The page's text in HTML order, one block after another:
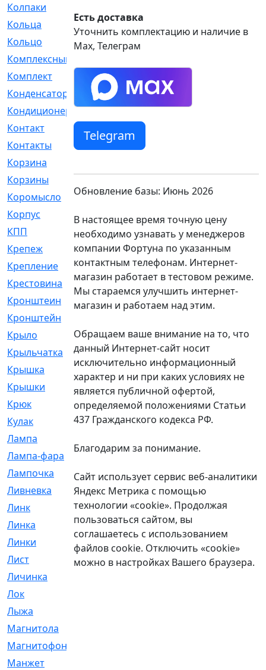
Колпаки
Кольца
[1164]
Кольцо
[272]
Комплексный
Комплект
[196]
Конденсатор
[1]
Кондиционер
[2]
Контакт
Контакты
Корзина
Корзины
Коромысло
[6]
Корпус
[41]
КПП
[70]
Крепеж
[4]
Крепление
[23]
Крестовина
[309]
Кронштеин
[1]
Кронштейн
Крыло
[285]
Крыльчатка
[17]
Крышка
[151]
Крышки
[4]
Крюк
[1]
Кулак
[9]
Лампа
Лампа-фара
[4]
Лампочка
[209]
Ливневка
[66]
Линк
[3]
Линка
[64]
Линки
Лист
[144]
Личинка
Лок
Лыжа
Магнитола
Магнитофон
Манжет
Есть доставка
Уточнить комплектацию и наличие в
Max, Телеграм
Telegram
Обновление базы: Июнь 2026
В настоящее время точную цену
необходимо узнавать у менеджеров
компании Фортуна по указанным
контактным телефонам. Интернет-
магазин работает в тестовом режиме.
Мы стараемся улучшить интернет-
магазин и работаем над этим.
Обращаем ваше внимание на то, что
данный Интернет-сайт носит
исключительно информационный
характер и ни при каких условиях не
является публичной офертой,
определяемой положениями Статьи
437 Гражданского кодекса РФ.
Благодарим за понимание.
Сайт использует сервис веб-аналитики
Яндекс Метрика с помощью
технологии «cookie». Продолжая
пользоваться сайтом, вы
соглашаетесь с использованием
файлов cookie. Отключить «cookie»
можно в настройках Вашего браузера.